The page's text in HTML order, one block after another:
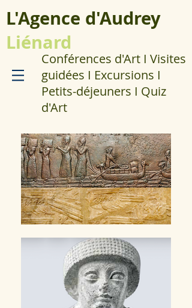
Conférences d'Art I Visites
guidées I Excursions I
Petits-déjeuners I Quiz
d'Art
L'Agence d'Audrey
Liénard